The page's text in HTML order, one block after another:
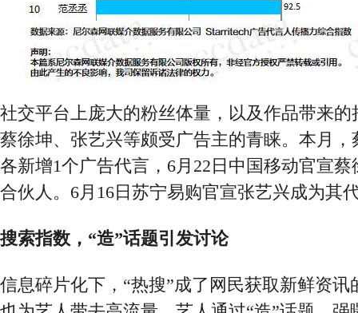
社交平台上庞大的粉丝体量，以及作品带来的
蔡徐坤、张艺兴等颇受广告主的青睐。本月，
各新增1个广告代言，6月22日中国移动官宣
合伙人。6月16日苏宁易购官宣张艺兴成为其
搜索指数 ， “造”话题引发讨论
信息碎片化下， “热搜”成了网民获取新鲜资